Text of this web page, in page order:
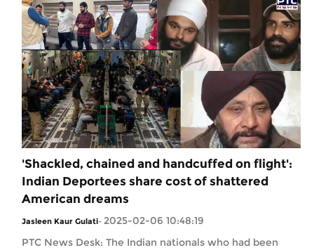
'Shackled, chained and handcuffed on flight':
Indian Deportees share cost of shattered
American dreams
Jasleen Kaur Gulati- 2025-02-06 10:48:19
PTC News Desk: The Indian nationals who had been